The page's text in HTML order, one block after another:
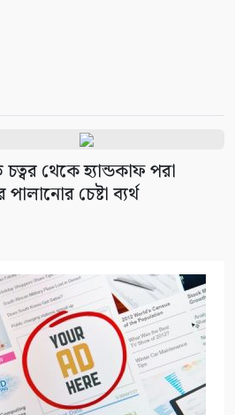
বিষয়ক প্রকল্প সভা
থেকে হ্যান্ডকাফ পরা
চেষ্টা ব্যর্থ